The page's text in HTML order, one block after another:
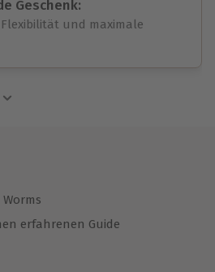
Geschenk:
und maximale
erfahrenen Guide